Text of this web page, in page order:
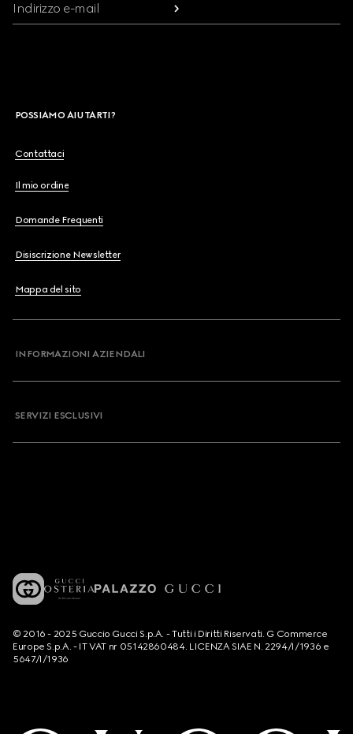
Indirizzo e-mail
POSSIAMO AIUTARTI?
Contattaci
Il mio ordine
Domande Frequenti
Disiscrizione Newsletter
Mappa del sito
INFORMAZIONI AZIENDALI
SERVIZI ESCLUSIVI
© 2016 - 2025 Guccio Gucci S.p.A. - Tutti i Diritti Riservati. G Commerce
Europe S.p.A. - IT VAT nr 05142860484. LICENZA SIAE N. 2294/I/1936 e
5647/I/1936